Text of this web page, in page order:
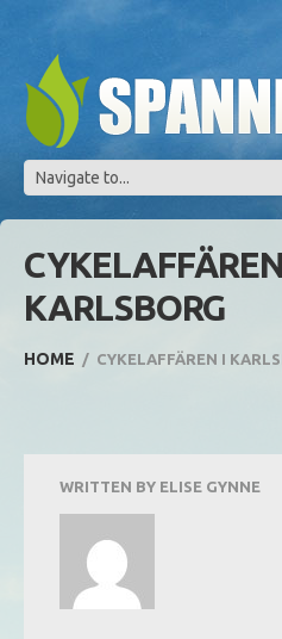
KARLSBORG
HOME CYKELAFFÄREN I
WRITTEN BY ELISE GYNNE